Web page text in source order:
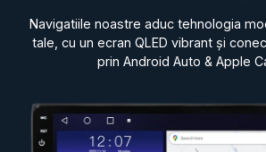
Navigatiile noastre aduc tehnologia
tale, cu un ecran QLED vibrant și
prin Android Auto & Apple